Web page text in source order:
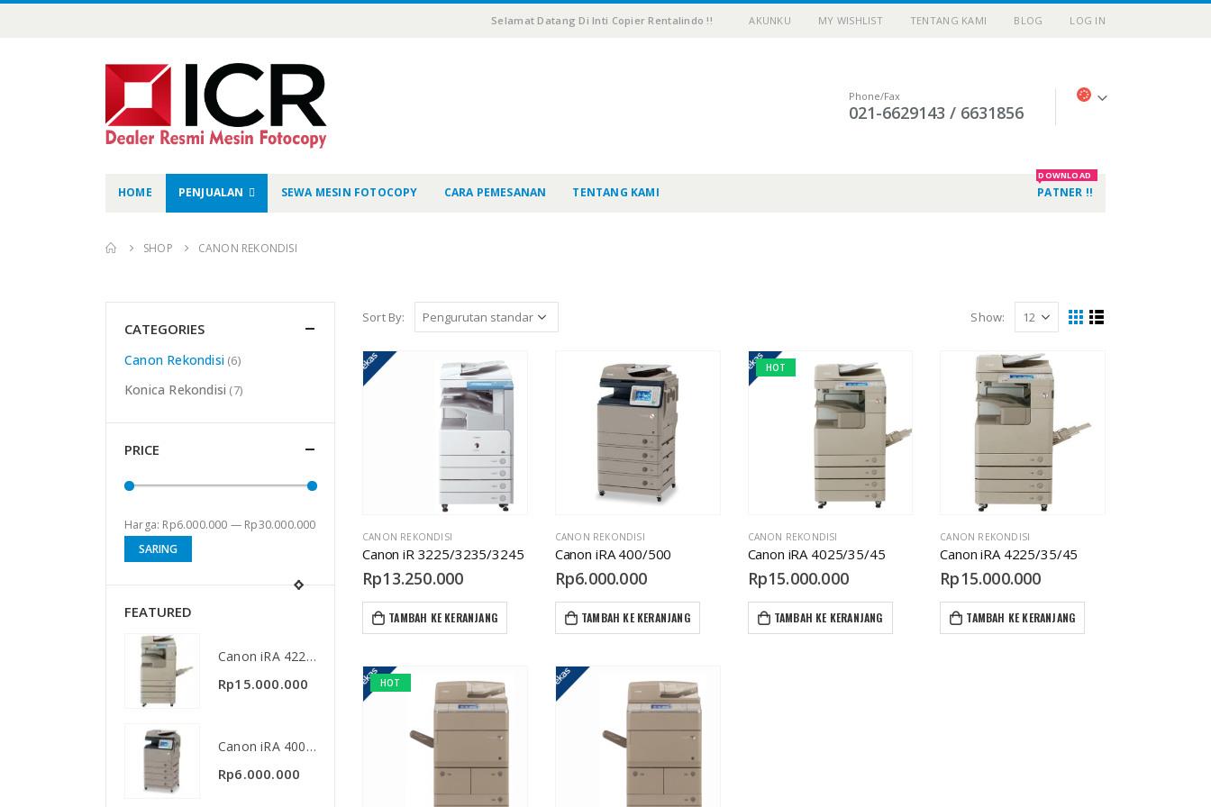
Selamat Datang Di Inti Copier Rentalindo !! AKUNKU MY WISHLIST TENTANG KAMI BLOG LOG IN
Phone/Fax
021-6629143 / 6631856
HOME PENJUALAN SEWA MESIN FOTOCOPY CARA PEMESANAN TENTANG KAMI PATNER !!
DOWNLOAD
SHOP CANON REKONDISI
Sort By: Show:
CANON REKONDISI
Canon iR 3225/3235/3245
Rp13.250.000
TAMBAH KE KERANJANG
CANON REKONDISI
Canon iRA 400/500
Rp6.000.000
TAMBAH KE KERANJANG
HOT
CANON REKONDISI
Canon iRA 4025/35/45
Rp15.000.000
TAMBAH KE KERANJANG
CANON REKONDISI
Canon iRA 4225/35/45
Rp15.000.000
TAMBAH KE KERANJANG
HOT
CATEGORIES
Canon Rekondisi (6)
Konica Rekondisi (7)
PRICE
Harga
Harga
SARING
Harga: Rp6.000.000 — Rp30.000.000
FEATURED
Canon iRA 4225/35/45
Rp15.000.000
Canon iRA 400/500
Rp6.000.000
15.000.000
6.000.000
15.000.000
6.000.000